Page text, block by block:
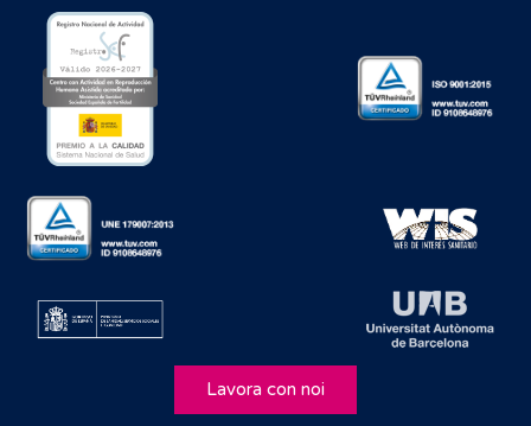
Lavora con noi